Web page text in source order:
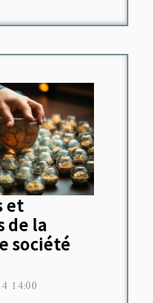
et
de la
société
14:00